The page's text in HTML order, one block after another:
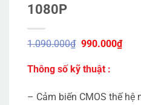
1080P
1.090.000₫ Giá
là:
1.090.000₫.
990.000₫Giá
hiện
Thông số kỹ thuật :
– Cảm biến CMOS thế hệ